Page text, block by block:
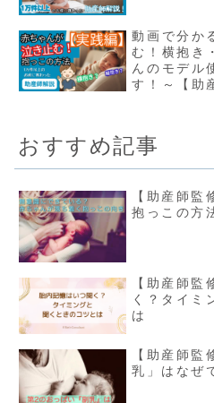
動画で分か
む！横抱き
んのモデル
す！～【助
おすすめ記事
【助産師監
抱っこの方
【助産師監
く？タイミ
は
【助産師監
乳」はなぜ